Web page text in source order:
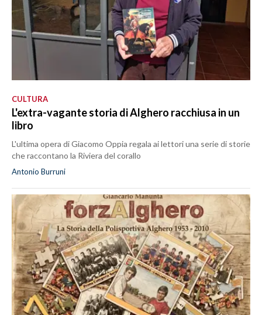
CULTURA
L'extra-vagante storia di Alghero racchiusa in un
libro
L'ultima opera di Giacomo Oppia regala ai lettori una serie di storie
che raccontano la Riviera del corallo
Antonio Burruni